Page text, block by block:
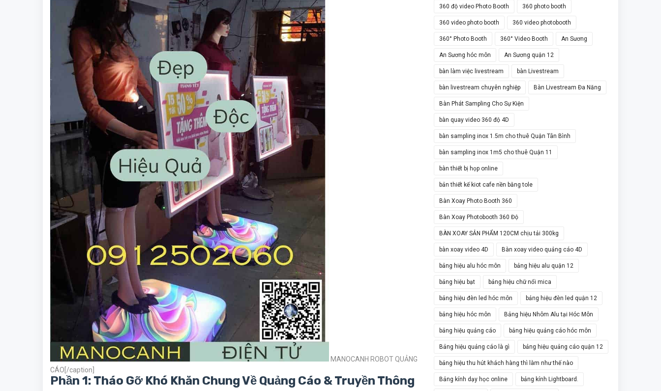
MANOCANH ROBOT QUẢNG
CÁO[/caption]
Phần 1: Tháo Gỡ Khó Khăn Chung Về Quảng Cáo & Truyền Thông
360 độ video Photo Booth 360 photo booth
360 video photo booth 360 video photobooth
360° Photo Booth 360° Video Booth An Sương
An Sương hóc môn An Sương quận 12
bàn làm việc livestream bàn Livestream
bàn livestream chuyên nghiệp Bàn Livestream Đa Năng
Bàn Phát Sampling Cho Sự Kiện
bàn quay video 360 độ 4D
bàn sampling inox 1.5m cho thuê Quận Tân Bình
bàn sampling inox 1m5 cho thuê Quận 11
bàn thiết bị họp online
bản thiết kế kiot cafe nền bằng tole
Bàn Xoay Photo Booth 360
Bàn Xoay Photobooth 360 Độ
BÀN XOAY SẢN PHẨM 120CM chịu tải 300kg
bàn xoay video 4D Bàn xoay video quảng cáo 4D
bảng hiệu alu hóc môn bảng hiệu alu quận 12
bảng hiệu bạt bảng hiệu chữ nổi mica
bảng hiệu đèn led hóc môn bảng hiệu đèn led quận 12
bảng hiệu hóc môn Bảng hiệu Nhôm Alu tại Hóc Môn
bảng hiệu quảng cáo bảng hiệu quảng cáo hóc môn
Bảng hiệu quảng cáo là gì bảng hiệu quảng cáo quận 12
bảng hiệu thu hút khách hàng thì làm như thế nào
Bảng kính dạy học online bảng kính Lightboard.